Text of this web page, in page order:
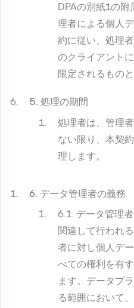
DPAの別紙1の附
理者による個人
約に従い、処理
のクライアント
限定されるものと
5. 処理の期間
処理者は、管理
ない限り、本契
理します。
6. データ管理者の義務
6.1. データ管理
関連して行われ
者に対し個人デ
べての権利を有
ます。データプ
る範囲において